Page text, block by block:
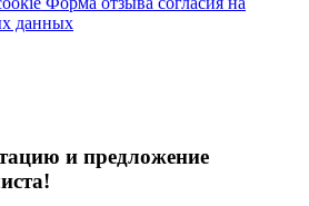
данных
и предложение